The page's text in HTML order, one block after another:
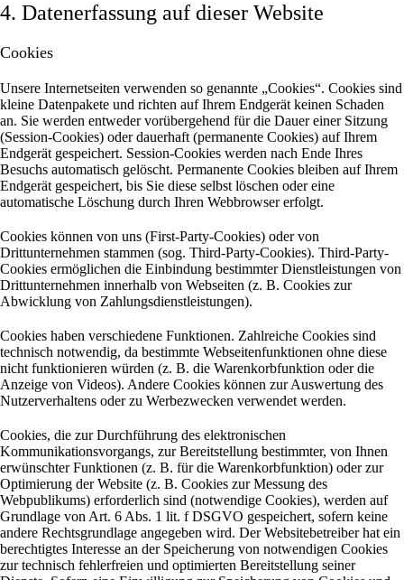
4. Datenerfassung auf dieser Website
Cookies
Unsere Internetseiten verwenden so genannte „Cookies“. Cookies sind
kleine Datenpakete und richten auf Ihrem Endgerät keinen Schaden
an. Sie werden entweder vorübergehend für die Dauer einer Sitzung
(Session-Cookies) oder dauerhaft (permanente Cookies) auf Ihrem
Endgerät gespeichert. Session-Cookies werden nach Ende Ihres
Besuchs automatisch gelöscht. Permanente Cookies bleiben auf Ihrem
Endgerät gespeichert, bis Sie diese selbst löschen oder eine
automatische Löschung durch Ihren Webbrowser erfolgt.
Cookies können von uns (First-Party-Cookies) oder von
Drittunternehmen stammen (sog. Third-Party-Cookies). Third-Party-
Cookies ermöglichen die Einbindung bestimmter Dienstleistungen von
Drittunternehmen innerhalb von Webseiten (z. B. Cookies zur
Abwicklung von Zahlungsdienstleistungen).
Cookies haben verschiedene Funktionen. Zahlreiche Cookies sind
technisch notwendig, da bestimmte Webseitenfunktionen ohne diese
nicht funktionieren würden (z. B. die Warenkorbfunktion oder die
Anzeige von Videos). Andere Cookies können zur Auswertung des
Nutzerverhaltens oder zu Werbezwecken verwendet werden.
Cookies, die zur Durchführung des elektronischen
Kommunikationsvorgangs, zur Bereitstellung bestimmter, von Ihnen
erwünschter Funktionen (z. B. für die Warenkorbfunktion) oder zur
Optimierung der Website (z. B. Cookies zur Messung des
Webpublikums) erforderlich sind (notwendige Cookies), werden auf
Grundlage von Art. 6 Abs. 1 lit. f DSGVO gespeichert, sofern keine
andere Rechtsgrundlage angegeben wird. Der Websitebetreiber hat ein
berechtigtes Interesse an der Speicherung von notwendigen Cookies
zur technisch fehlerfreien und optimierten Bereitstellung seiner